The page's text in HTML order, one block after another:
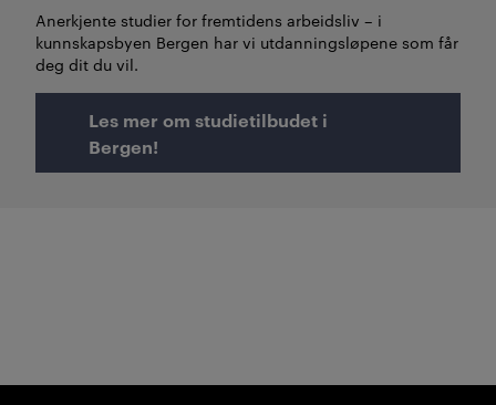
Anerkjente studier for fremtidens arbeidsliv – i
kunnskapsbyen Bergen har vi utdanningsløpene som får
deg dit du vil.
Les mer om studietilbudet i
Bergen!